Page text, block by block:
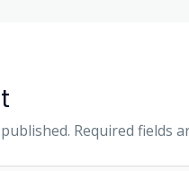
Required fields